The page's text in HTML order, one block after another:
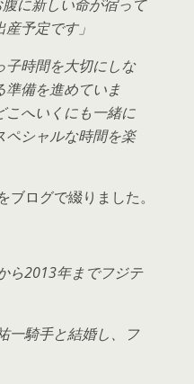
に新しい命が宿って
予定です」
子時間を大切にしな
準備を進めていま
こへいくにも一緒に
ペシャルな時間を楽
ログで綴りました。
ら2013年までフジテ
一騎手と結婚し、フ